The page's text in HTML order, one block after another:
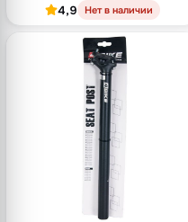
чёрный4,9 Нет в наличии